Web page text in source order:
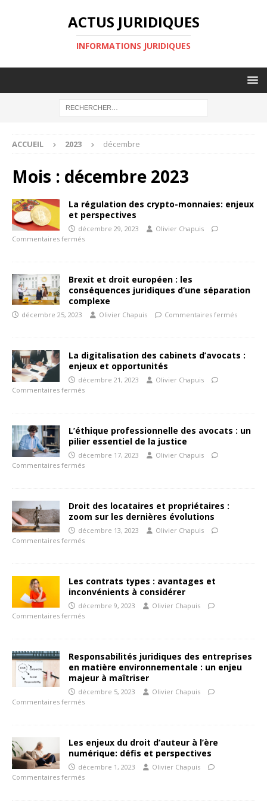
ACTUS JURIDIQUES
INFORMATIONS JURIDIQUES
ACCUEIL 2023 décembre
Mois : décembre 2023
La régulation des crypto-monnaies: enjeux
et perspectives
décembre 29, 2023
Olivier Chapuis
Commentaires fermés
Brexit et droit européen : les
conséquences juridiques d’une séparation
complexe
décembre 25, 2023 Olivier Chapuis Commentaires fermés
La digitalisation des cabinets d’avocats :
enjeux et opportunités
décembre 21, 2023
Olivier Chapuis
Commentaires fermés
L’éthique professionnelle des avocats : un
pilier essentiel de la justice
décembre 17, 2023
Olivier Chapuis
Commentaires fermés
Droit des locataires et propriétaires :
zoom sur les dernières évolutions
décembre 13, 2023
Olivier Chapuis
Commentaires fermés
Les contrats types : avantages et
inconvénients à considérer
décembre 9, 2023
Olivier Chapuis
Commentaires fermés
Responsabilités juridiques des entreprises
en matière environnementale : un enjeu
majeur à maîtriser
décembre 5, 2023
Olivier Chapuis
Commentaires fermés
Les enjeux du droit d’auteur à l’ère
numérique: défis et perspectives
décembre 1, 2023
Olivier Chapuis
Commentaires fermés